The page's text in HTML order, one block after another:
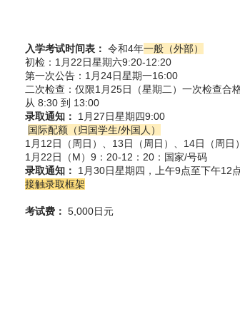
入学考试时间表： 令和4年一般（外部）
初检：1月22日星期六9:20-12:20
第一次公告：1月24日星期一16:00
二次检查：仅限1月25日（星期二）一次检查合
从 8:30 到 13:00
录取通知：
1月27日星期四9:00
国际配额（归国学生/外国人）
1月12日（周日）、13日（周日）、14日（周日
1月22日（M）9：20-12：20：国家/号码
录取通知：
1月30日星期四，上午9点至下午12
接触录取框架
考试费： 5,000日元